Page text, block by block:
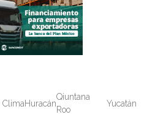
ClimaHuracán
Qiuntana
Roo
Yucatán